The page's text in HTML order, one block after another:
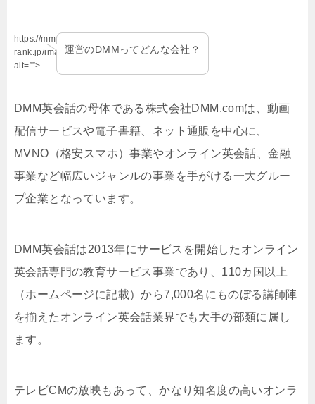
https://mmo-
rank.jp/images/hatena.jpg”
alt=””>
運営のDMMってどんな会社？
DMM英会話の母体である株式会社DMM.comは、動画
配信サービスや電子書籍、ネット通販を中心に、
MVNO（格安スマホ）事業やオンライン英会話、金融
事業など幅広いジャンルの事業を手がける一大グルー
プ企業となっています。
DMM英会話は2013年にサービスを開始したオンライン
英会話専門の教育サービス事業であり、110カ国以上
（ホームページに記載）から7,000名にものぼる講師陣
を揃えたオンライン英会話業界でも大手の部類に属し
ます。
テレビCMの放映もあって、かなり知名度の高いオンラ